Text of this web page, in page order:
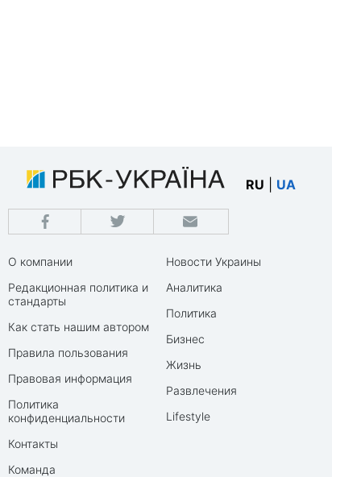
RU UA
О компании
Редакционная политика и
стандарты
Как стать нашим автором
Правила пользования
Правовая информация
Политика
конфиденциальности
Контакты
Команда
Новости Украины
Аналитика
Политика
Бизнес
Жизнь
Развлечения
Lifestyle